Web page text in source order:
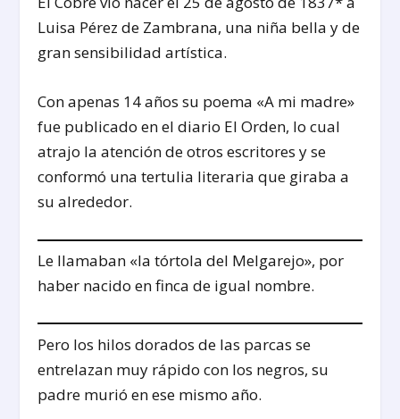
Luisa Pérez de Zambrana, una niña bella y de
gran sensibilidad artística.
Con apenas 14 años su poema «A mi madre»
fue publicado en el diario El Orden, lo cual
atrajo la atención de otros escritores y se
conformó una tertulia literaria que giraba a
su alrededor.
Le llamaban «la tórtola del Melgarejo», por
haber nacido en finca de igual nombre.
Pero los hilos dorados de las parcas se
entrelazan muy rápido con los negros, su
padre murió en ese mismo año.